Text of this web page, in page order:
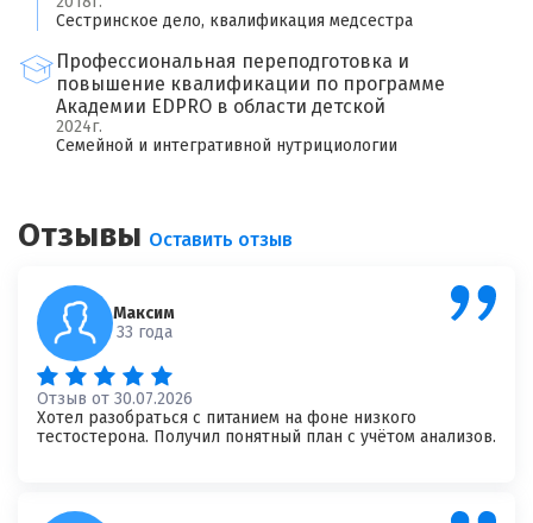
Сестринское дело, квалификация медсестра
Профессиональная переподготовка и
повышение квалификации по программе
Академии EDPRO в области детской
2024г.
Семейной и интегративной нутрициологии
Отзывы Оставить отзыв
Максим
33 года
Отзыв от 30.07.2026
Хотел разобраться с питанием на фоне низкого
тестостерона. Получил понятный план с учётом анализов.